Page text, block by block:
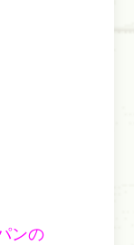
ンの